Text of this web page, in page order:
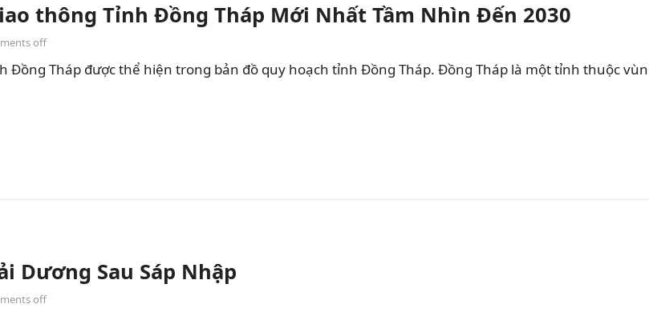
thông Tỉnh Đồng Tháp Mới Nhất Tầm Nhìn Đến 2030
off
Đồng Tháp được thể hiện trong bản đồ quy hoạch tỉnh Đồng Tháp. Đồng Tháp là một tỉnh thuộc
Dương Sau Sáp Nhập
off